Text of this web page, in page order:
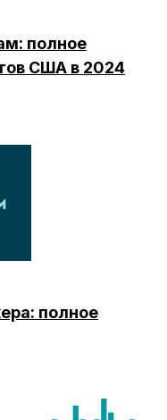
полное
США в 2024
полное